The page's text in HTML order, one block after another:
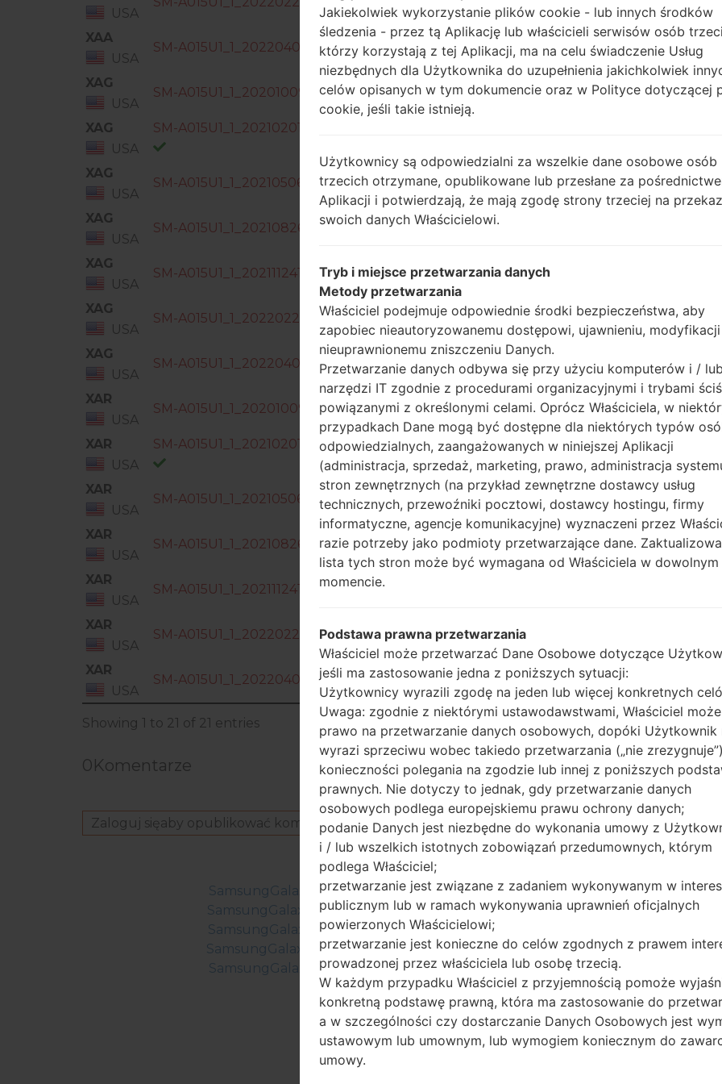
USA
XAA
USA
SM-A015U1_1_20220402184111_lmhf5zq3j1_fac.zip Android R 11 A015U1UES5BVD1
XAG
USA
SM-A015U1_1_20201009234634_x6sxoxgd9h_fac.zip Android Q 10 A015U1UES1ATJ1
XAG
USA
SM-A015U1_1_20210201153705_2dmw4m2w9q_fac.zip
XAG
USA
SM-A015U1_1_20210506153136_d5qsys2c49_fac.zip Android Q 10
XAG
USA
SM-A015U1_1_20210826000034_ivhyo5iodh_fac.zip
XAG
USA
SM-A015U1_1_20211124192630_atjfb29cik_fac.zip Android R 11
XAG
USA
SM-A015U1_1_20220223131720_f6smaas074_fac.zip Android R 11 A015U1UES5BVB1
XAG
USA
SM-A015U1_1_20220402184111_lmhf5zq3j1_fac.zip Android R 11 A015U1UES5BVD1
XAR
USA
SM-A015U1_1_20201009234634_x6sxoxgd9h_fac.zip Android Q 10 A015U1UES1ATJ1
XAR
USA
SM-A015U1_1_20210201153705_2dmw4m2w9q_fac.zip
Android Q 10 A015U1UEU2AUA3
XAR
USA
SM-A015U1_1_20210506153136_d5qsys2c49_fac.zip Android Q 10
XAR
USA
SM-A015U1_1_20210826000034_ivhyo5iodh_fac.zip Android R 11
XAR
USA
SM-A015U1_1_20211124192630_atjfb29cik_fac.zip
XAR
USA
SM-A015U1_1_20220223131720_f6smaas074_fac.zip Android R 11
XAR
USA
SM-A015U1_1_20220402184111_lmhf5zq3j1_fac.zip Android R 11 A015U1UES5BVD1
Showing 1 to 21 of 21 entries
0Komentarze
Zaloguj sięaby opublikować komentarz.
Inni modele z tej serii
SamsungGalaxy A01SM-A013F
SamsungGalaxy A01SM-A013M
SamsungGalaxy A01SM-A015G
SamsungGalaxy A01SM-A015T1
SamsungGalaxy A01SM-A015V
Jakiekolwiek wykorzystanie plików cookie - lub innych środków
śledzenia - przez tą Aplikację lub właścicieli serwisów osób
którzy korzystają z tej Aplikacji, ma na celu świadczenie Usług
niezbędnych dla Użytkownika do uzupełnienia jakichkolwiek
celów opisanych w tym dokumencie oraz w Polityce dotyczącej
cookie, jeśli takie istnieją.
Użytkownicy są odpowiedzialni za wszelkie dane osobowe osób
trzecich otrzymane, opublikowane lub przesłane za
Aplikacji i potwierdzają, że mają zgodę strony trzeciej na
swoich danych Właścicielowi.
Tryb i miejsce przetwarzania danych
Metody przetwarzania
Właściciel podejmuje odpowiednie środki bezpieczeństwa, aby
zapobiec nieautoryzowanemu dostępowi, ujawnieniu,
nieuprawnionemu zniszczeniu Danych.
Przetwarzanie danych odbywa się przy użyciu komputerów i / lub
narzędzi IT zgodnie z procedurami organizacyjnymi i trybami
powiązanymi z określonymi celami. Oprócz Właściciela, w
przypadkach Dane mogą być dostępne dla niektórych typów
odpowiedzialnych, zaangażowanych w niniejszej Aplikacji
(administracja, sprzedaż, marketing, prawo, administracja
stron zewnętrznych (na przykład zewnętrzne dostawcy usług
technicznych, przewoźniki pocztowi, dostawcy hostingu, firmy
informatyczne, agencje komunikacyjne) wyznaczeni przez
razie potrzeby jako podmioty przetwarzające dane.
lista tych stron może być wymagana od Właściciela w dowolnym
momencie.
Podstawa prawna przetwarzania
Właściciel może przetwarzać Dane Osobowe dotyczące
jeśli ma zastosowanie jedna z poniższych sytuacji:
Użytkownicy wyrazili zgodę na jeden lub więcej konkretnych
Uwaga: zgodnie z niektórymi ustawodawstwami, Właściciel
prawo na przetwarzanie danych osobowych, dopóki Użytkownik
wyrazi sprzeciwu wobec takiedo przetwarzania („nie
konieczności polegania na zgodzie lub innej z poniższych
prawnych. Nie dotyczy to jednak, gdy przetwarzanie danych
osobowych podlega europejskiemu prawu ochrony danych;
podanie Danych jest niezbędne do wykonania umowy z
i / lub wszelkich istotnych zobowiązań przedumownych, którym
podlega Właściciel;
przetwarzanie jest związane z zadaniem wykonywanym w
publicznym lub w ramach wykonywania uprawnień oficjalnych
powierzonych Właścicielowi;
przetwarzanie jest konieczne do celów zgodnych z prawem
prowadzonej przez właściciela lub osobę trzecią.
W każdym przypadku Właściciel z przyjemnością pomoże
konkretną podstawę prawną, która ma zastosowanie do
a w szczególności czy dostarczanie Danych Osobowych jest
ustawowym lub umownym, lub wymogiem koniecznym do
umowy.